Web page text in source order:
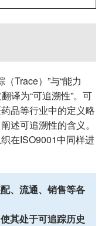
Trace）”与“能力
译为“可追溯性”。可
品等行业中的定义略
述可追溯性的含义。
在ISO9001中同样进
、流通、销售等各
其处于可追踪历史